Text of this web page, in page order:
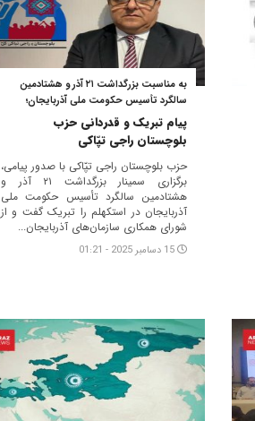
به مناسبت بزرگداشت ۲۱ آذر و هشتادمین
سالگرد تأسیس حکومت ملی آذربایجان؛
پیام تبریک و قدردانی حزب
بلوچستان راجی تپّاکی
حزب بلوچستان راجی تپّاکی با صدور پیامی،
برگزاری سمینار بزرگداشت ۲۱ آذر و
هشتادمین سالگرد تأسیس حکومت ملی
آذربایجان در استکهلم را تبریک گفت و از
شورای همکاری سازمان‌های آذربایجان...
15 دسامبر 2025 - 01:21